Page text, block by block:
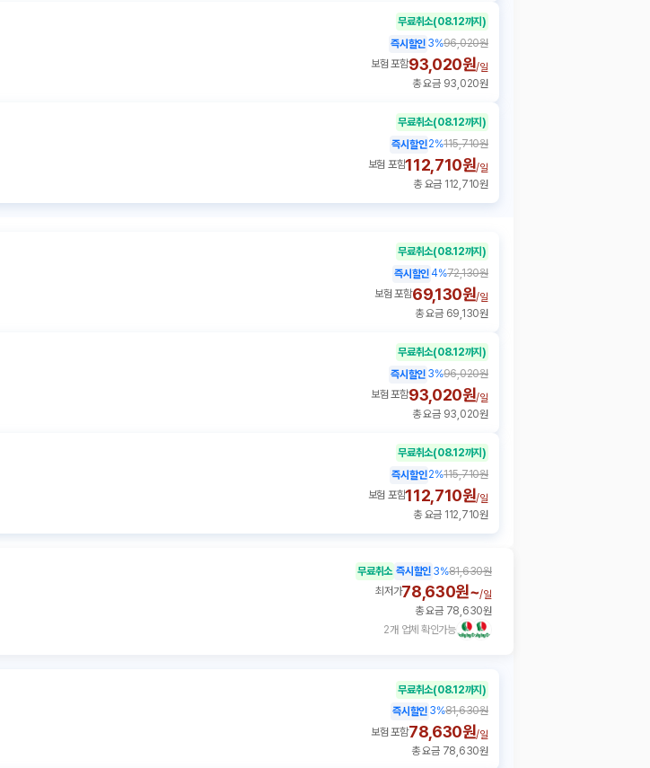
무료취소(08.12까지)
즉시할인 3%96,020원
보험 포함93,020원/일
총 요금 93,020원
무료취소(08.12까지)
즉시할인2%115,710원
보험 포함112,710원/일
총 요금 112,710원
무료취소(08.12까지)
즉시할인 4%72,130원
보험 포함69,130원/일
총 요금 69,130원
무료취소(08.12까지)
즉시할인 3%96,020원
보험 포함93,020원/일
총 요금 93,020원
무료취소(08.12까지)
즉시할인2%115,710원
보험 포함112,710원/일
총 요금 112,710원
2개 업체 확인가능
무료취소 즉시할인 3%81,630원
최저가78,630원~/일
총 요금 78,630원
무료취소(08.12까지)
즉시할인 3%81,630원
보험 포함78,630원/일
총 요금 78,630원